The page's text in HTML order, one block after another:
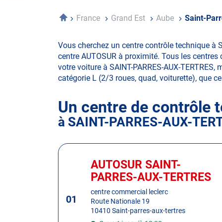
AccueilFrance Grand Est Aube Saint-
Vous cherchez un centre contrôle technique à
centre AUTOSUR à proximité. Tous les
votre voiture à SAINT-PARRES-AUX-
catégorie L (2/3 roues, quad, voiturette), que
Un centre de contrôle
à SAINT-PARRES-AUX-
Appuyer
pour01
Centre
:
AUTOSUR SAINT-
PARRES-AUX-TERTRES
centre commercial leclerc
Route Nationale 19
10410 Saint-parres-aux-tertres